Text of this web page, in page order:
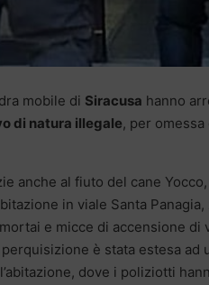
mobile di Siracusa hanno
di natura illegale, per
anche al fiuto del cane
in viale Santa
e micce di accensione di
è stata estesa ad
dove i poliziotti